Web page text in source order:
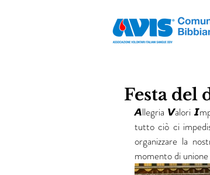
Festa del
𝘼llegria 𝙑alori
tutto ciò ci
organizzare la
momento di